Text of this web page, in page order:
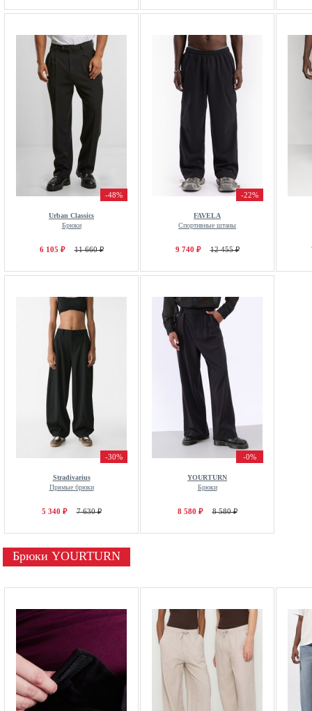
-48%
Urban Classics
Брюки
6 105 ₽ 11 660 ₽
-22%
FAVELA
Спортивные штаны
9 740 ₽ 12 455 ₽
-30%
Stradivarius
Прямые брюки
5 340 ₽ 7 630 ₽
-0%
YOURTURN
Брюки
8 580 ₽ 8 580 ₽
Брюки YOURTURN